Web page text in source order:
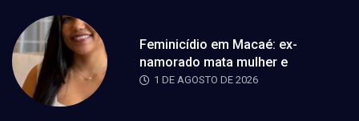
Feminicídio em Macaé: ex-
namorado mata mulher e
1 DE AGOSTO DE 2026